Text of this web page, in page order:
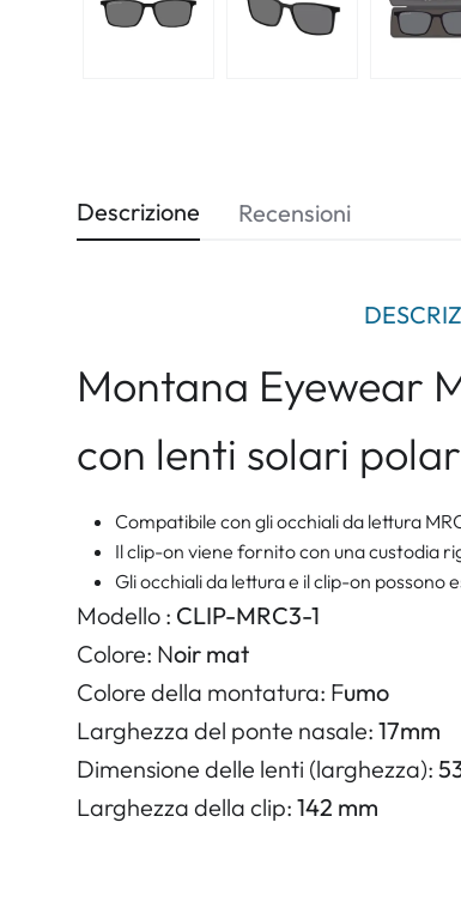
Descrizione
Montana Eyewear
con lenti solari
Compatibile con gli occhiali da lettura
Il clip-on viene fornito con una custodia
Gli occhiali da lettura e il clip-on
Modello : CLIP-MRC3-1
Colore: Noir mat
Colore della montatura: Fumo
Larghezza del ponte nasale: 17mm
Dimensione delle lenti (larghezza):
Larghezza della clip: 142 mm
Recensioni